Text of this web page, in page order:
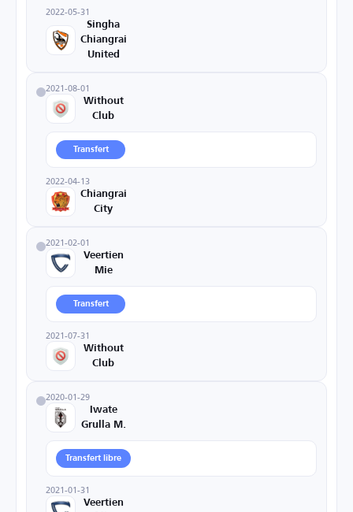
2022-05-31
Singha
Chiangrai
United
2021-08-01
Without
Club
Transfert
2022-04-13
Chiangrai
City
2021-02-01
Veertien
Mie
Transfert
2021-07-31
Without
Club
2020-01-29
Iwate
Grulla M.
Transfert libre
2021-01-31
Veertien